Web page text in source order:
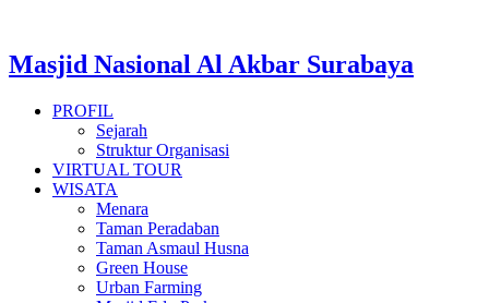
Masjid Nasional Al Akbar Surabaya
PROFIL
Sejarah
Struktur Organisasi
VIRTUAL TOUR
WISATA
Menara
Taman Peradaban
Taman Asmaul Husna
Green House
Urban Farming